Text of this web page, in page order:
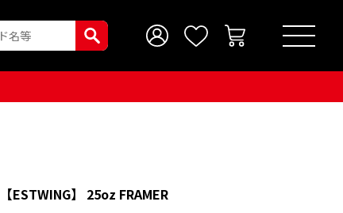
【ESTWING】 25oz FRAMER